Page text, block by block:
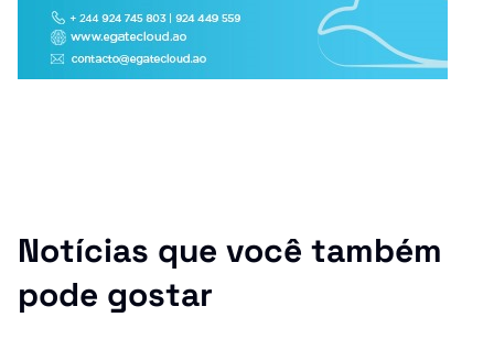
Notícias que você também
pode gostar